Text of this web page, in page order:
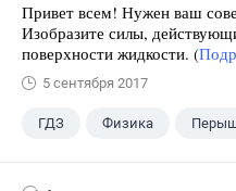
Привет всем! Нужен ваш
Изобразите силы,
поверхности жидкости. (
5 сентября 2017
ГДЗ Физика